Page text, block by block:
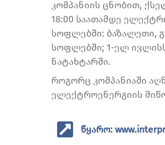
კომპანიის ცნობით,
18:00 საათამდე
სოფლებში: ბაზალეთი,
სოფლებში; 1-ელ
ნატახტარში.
როგორც კომპანიაში
ელექტროენერგიის
წყარო: